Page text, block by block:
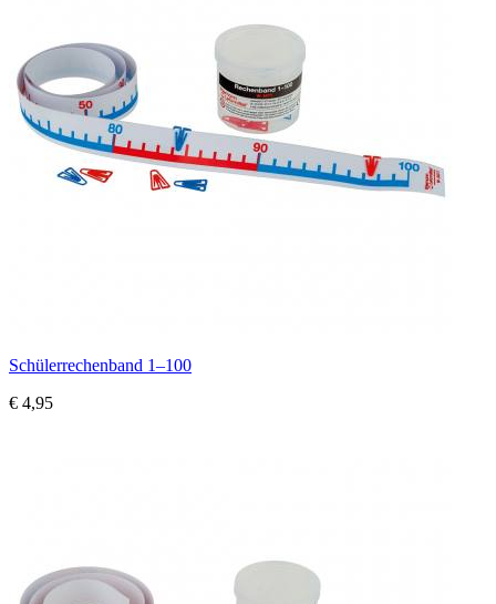
Schülerrechenband 1–100
€ 4,95